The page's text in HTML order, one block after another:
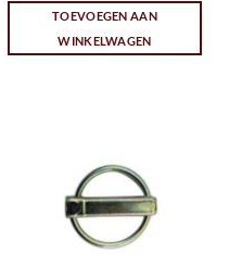
TOEVOEGEN AAN
WINKELWAGEN